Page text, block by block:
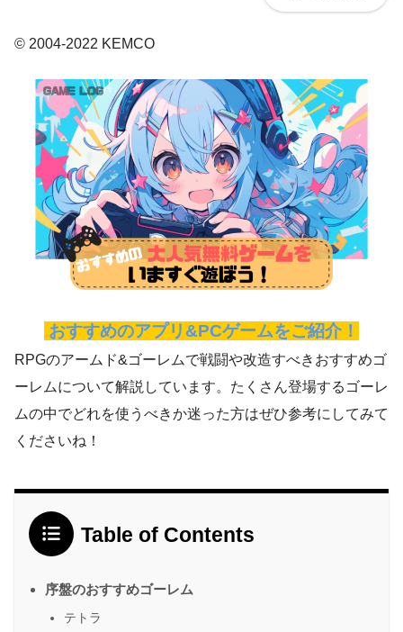
© 2004-2022 KEMCO
おすすめのアプリ&PCゲームをご紹介！
RPGのアームド&ゴーレムで戦闘や改造すべきおすすめゴ
ーレムについて解説しています。たくさん登場するゴーレ
ムの中でどれを使うべきか迷った方はぜひ参考にしてみて
くださいね！
Table of Contents
序盤のおすすめゴーレム
テトラ